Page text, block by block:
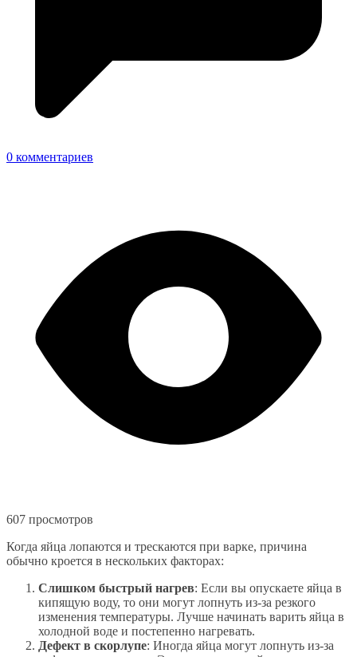
0 комментариев
607 просмотров
Когда яйца лопаются и трескаются при варке, причина
обычно кроется в нескольких факторах:
Слишком быстрый нагрев: Если вы опускаете яйца в
кипящую воду, то они могут лопнуть из-за резкого
изменения температуры. Лучше начинать варить яйца в
холодной воде и постепенно нагревать.
Дефект в скорлупе: Иногда яйца могут лопнуть из-за